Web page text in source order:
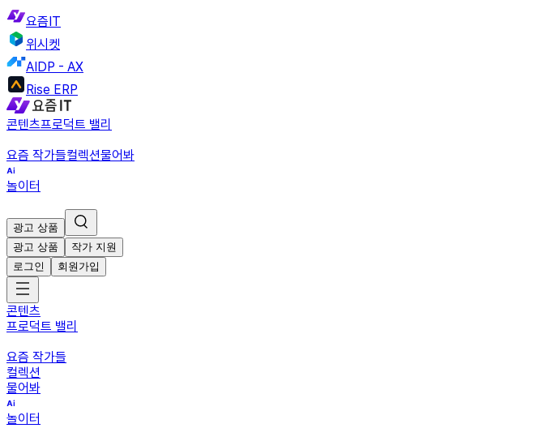
요즘IT
위시켓
AIDP - AX
Rise ERP
콘텐츠프로덕트 밸리
요즘 작가들컬렉션물어봐
놀이터
광고 상품
광고 상품
작가 지원
로그인
회원가입
콘텐츠
프로덕트 밸리
요즘 작가들
컬렉션
물어봐
놀이터